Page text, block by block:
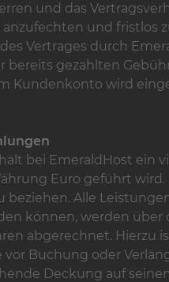
und das
und fristlos
Vertrages durch
bereits gezahlten
Kundenkonto wird
bei EmeraldHost ein
Euro geführt wird.
Alle
können, werden über
abgerechnet. Hierzu
vor Buchung oder
Deckung auf